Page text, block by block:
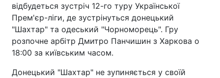
відбудеться зустріч 12-го туру Української
Прем'єр-ліги, де зустрінуться донецький
"Шахтар" та одеський "Чорноморець". Гру
розпочне арбітр Дмитро Панчишин з Харкова о
18:00 за київським часом.
Донецький "Шахтар" не зупиняється у своїй